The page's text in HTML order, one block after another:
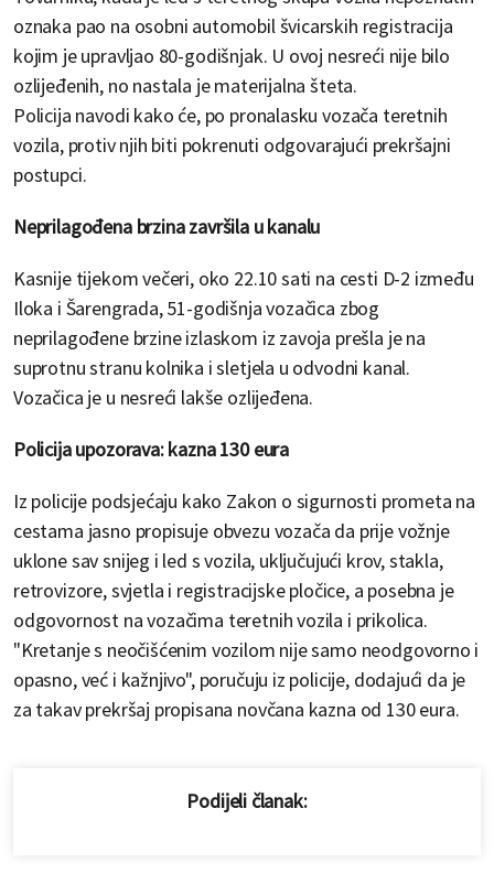
oznaka pao na osobni automobil švicarskih registracija
kojim je upravljao 80-godišnjak. U ovoj nesreći nije bilo
ozlijeđenih, no nastala je materijalna šteta.
Policija navodi kako će, po pronalasku vozača teretnih
vozila, protiv njih biti pokrenuti odgovarajući prekršajni
postupci.
Neprilagođena brzina završila u kanalu
Kasnije tijekom večeri, oko 22.10 sati na cesti D-2 između
Iloka i Šarengrada, 51-godišnja vozačica zbog
neprilagođene brzine izlaskom iz zavoja prešla je na
suprotnu stranu kolnika i sletjela u odvodni kanal.
Vozačica je u nesreći lakše ozlijeđena.
Policija upozorava: kazna 130 eura
Iz policije podsjećaju kako Zakon o sigurnosti prometa na
cestama jasno propisuje obvezu vozača da prije vožnje
uklone sav snijeg i led s vozila, uključujući krov, stakla,
retrovizore, svjetla i registracijske pločice, a posebna je
odgovornost na vozačima teretnih vozila i prikolica.
"Kretanje s neočišćenim vozilom nije samo neodgovorno i
opasno, već i kažnjivo", poručuju iz policije, dodajući da je
za takav prekršaj propisana novčana kazna od 130 eura.
Podijeli članak: